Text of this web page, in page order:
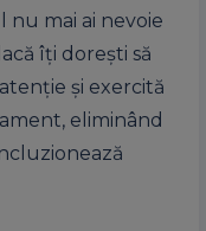
mai ai nevoie
îţi doreşti să
şi exercită
eliminând